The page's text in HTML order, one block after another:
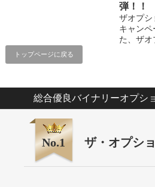
弾！！
ザオプシ
キャン
た、ザ
トップページに戻る
総合優良バイナリーオプシ
No.1 ザ・オプシ